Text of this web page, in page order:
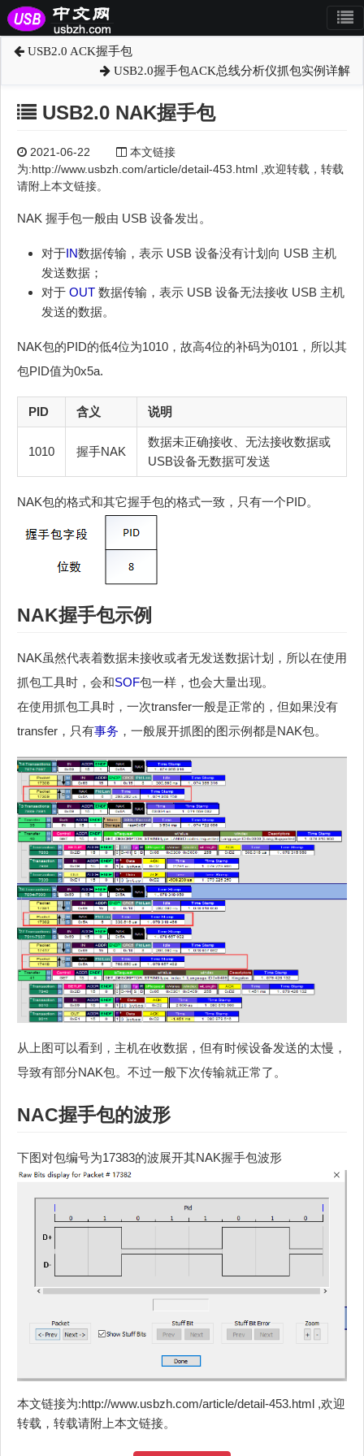
USB2.0 ACK握手包
USB2.0握手包ACK总线分析仪抓包实例详解
USB2.0 NAK握手包
2021-06-22
本文链接
为:http://www.usbzh.com/article/detail-453.html ,欢迎转载，转载
请附上本文链接。
NAK 握手包一般由 USB 设备发出。
对于IN数据传输，表示 USB 设备没有计划向 USB 主机
发送数据；
对于 OUT 数据传输，表示 USB 设备无法接收 USB 主机
发送的数据。
NAK包的PID的低4位为1010，故高4位的补码为0101，所以其
包PID值为0x5a.
PID 含义 说明
1010 握手NAK
数据未正确接收、无法接收数据或
USB设备无数据可发送
NAK包的格式和其它握手包的格式一致，只有一个PID。
NAK握手包示例
NAK虽然代表着数据未接收或者无发送数据计划，所以在使用
抓包工具时，会和SOF包一样，也会大量出现。
在使用抓包工具时，一次transfer一般是正常的，但如果没有
transfer，只有事务 ，一般展开抓图的图示例都是NAK包。
从上图可以看到，主机在收数据，但有时候设备发送的太慢，
导致有部分NAK包。不过一般下次传输就正常了。
NAC握手包的波形
下图对包编号为17383的波展开其NAK握手包波形
本文链接为:http://www.usbzh.com/article/detail-453.html ,欢迎
转载，转载请附上本文链接。